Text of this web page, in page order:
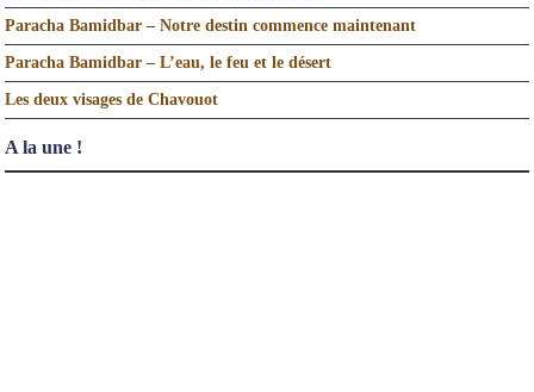
Paracha Bamidbar – Notre destin commence maintenant
Paracha Bamidbar – L’eau, le feu et le désert
Les deux visages de Chavouot
A la une !